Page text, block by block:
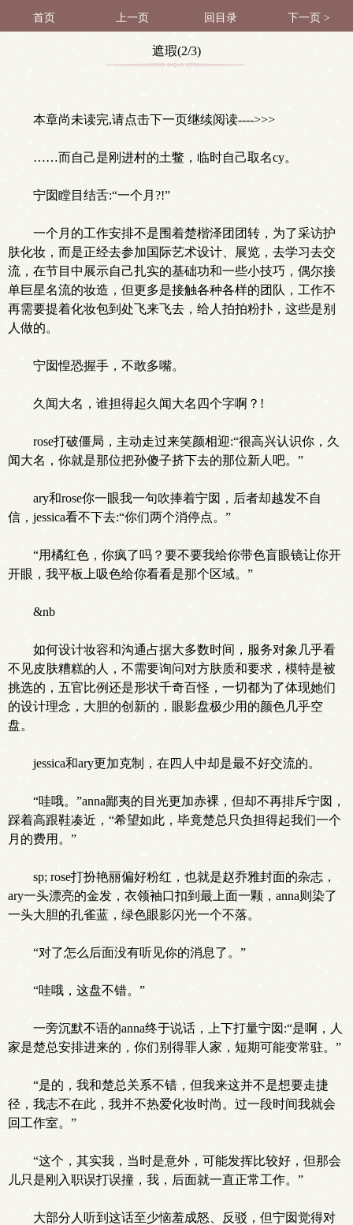
首页 上一页 回目录 下一页 >
遮瑕(2/3)
本章尚未读完,请点击下一页继续阅读---->>>
……而自己是刚进村的土鳖，临时自己取名cy。
宁囡瞠目结舌:“一个月?!”
一个月的工作安排不是围着楚楷泽团团转，为了采访护
肤化妆，而是正经去参加国际艺术设计、展览，去学习去交
流，在节目中展示自己扎实的基础功和一些小技巧，偶尔接
单巨星名流的妆造，但更多是接触各种各样的团队，工作不
再需要提着化妆包到处飞来飞去，给人拍拍粉扑，这些是别
人做的。
宁囡惶恐握手，不敢多嘴。
久闻大名，谁担得起久闻大名四个字啊？!
rose打破僵局，主动走过来笑颜相迎:“很高兴认识你，久
闻大名，你就是那位把孙傻子挤下去的那位新人吧。”
ary和rose你一眼我一句吹捧着宁囡，后者却越发不自
信，jessica看不下去:“你们两个消停点。”
“用橘红色，你疯了吗？要不要我给你带色盲眼镜让你开
开眼，我平板上吸色给你看看是那个区域。”
&nb
如何设计妆容和沟通占据大多数时间，服务对象几乎看
不见皮肤糟糕的人，不需要询问对方肤质和要求，模特是被
挑选的，五官比例还是形状千奇百怪，一切都为了体现她们
的设计理念，大胆的创新的，眼影盘极少用的颜色几乎空
盘。
jessica和ary更加克制，在四人中却是最不好交流的。
“哇哦。”anna鄙夷的目光更加赤裸，但却不再排斥宁囡，
踩着高跟鞋凑近，“希望如此，毕竟楚总只负担得起我们一个
月的费用。”
sp; rose打扮艳丽偏好粉红，也就是赵乔雅封面的杂志，
ary一头漂亮的金发，衣领袖口扣到最上面一颗，anna则染了
一头大胆的孔雀蓝，绿色眼影闪光一个不落。
“对了怎么后面没有听见你的消息了。”
“哇哦，这盘不错。”
一旁沉默不语的anna终于说话，上下打量宁囡:“是啊，人
家是楚总安排进来的，你们别得罪人家，短期可能变常驻。”
“是的，我和楚总关系不错，但我来这并不是想要走捷
径，我志不在此，我并不热爱化妆时尚。过一段时间我就会
回工作室。”
“这个，其实我，当时是意外，可能发挥比较好，但那会
儿只是刚入职误打误撞，我，后面就一直正常工作。”
大部分人听到这话至少恼羞成怒、反驳，但宁囡觉得对